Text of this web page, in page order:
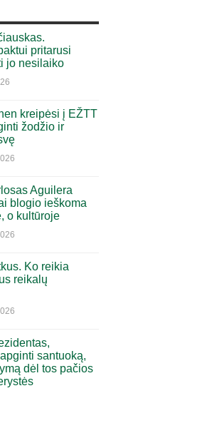
pritarusi
jo nesilaiko
kreipėsi į EŽTT
žodžio ir
Aguilera
blogio ieškoma
o kultūroje
Ko reikia
reikalų
santuoką,
dėl tos pačios